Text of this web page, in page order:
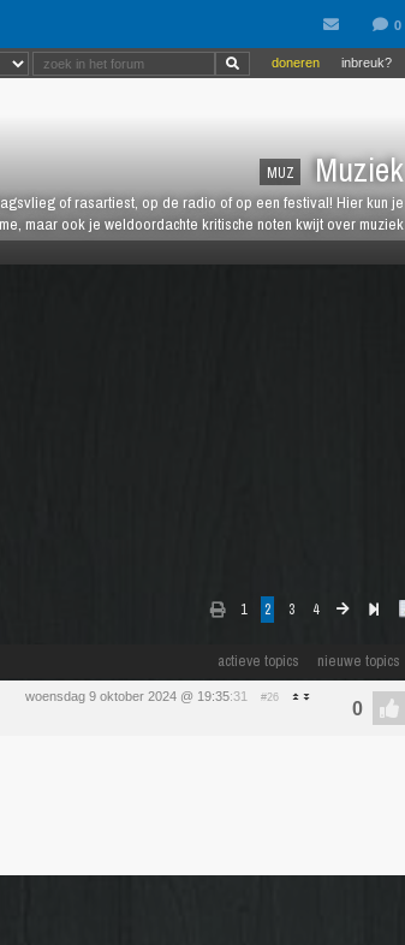
MUZ Muziek
of rasartiest, op de radio of op een festival! Hier kun je
maar ook je weldoordachte kritische noten kwijt over muziek
inbreuk?
doneren
1 2 3 4
actieve topics nieuwe topics
woensdag 9 oktober 2024 @ 19:35:31 #26